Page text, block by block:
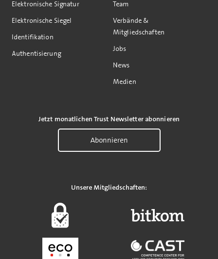
Elektronische Signatur
Elektronische Siegel
Identifikation
Authentisierung
Team
Verbände &
Mitgliedschaften
Jobs
News
Medien
Jetzt monatlichen Trust Newsletter abonnieren
Abonnieren
Unsere Mitgliedschaften: